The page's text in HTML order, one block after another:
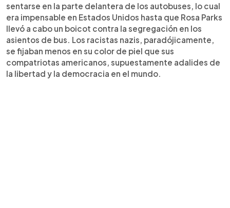
sentarse en la parte delantera de los autobuses, lo cual
era impensable en Estados Unidos hasta que Rosa Parks
llevó a cabo un boicot contra la segregación en los
asientos de bus. Los racistas nazis, paradójicamente,
se fijaban menos en su color de piel que sus
compatriotas americanos, supuestamente adalides de
la libertad y la democracia en el mundo.